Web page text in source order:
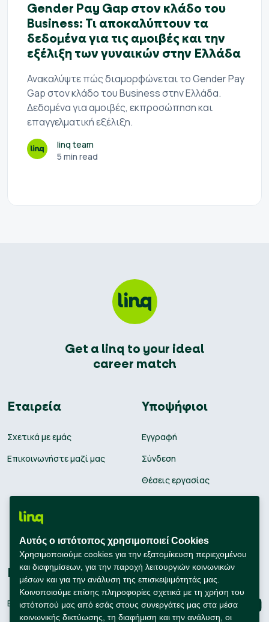
Gender Pay Gap στον κλάδο του
Business: Τι αποκαλύπτουν τα
δεδομένα για τις αμοιβές και την
εξέλιξη των γυναικών στην Ελλάδα
Ανακαλύψτε πώς διαμορφώνεται το Gender Pay
Gap στον κλάδο του Business στην Ελλάδα.
Δεδομένα για αμοιβές, εκπροσώπηση και
επαγγελματική εξέλιξη.
linq team
5 min read
Get a linq to your ideal
career match
Εταιρεία
Σχετικά με εμάς
Επικοινωνήστε μαζί μας
Υποψήφιοι
Εγγραφή
Σύνδεση
Θέσεις εργασίας
Συμβουλές Καριέρας
Εταιρείες
Εγγραφή
Connect with us
Αυτός ο ιστότοπος χρησιμοποιεί Cookies
Χρησιμοποιούμε cookies για την εξατομίκευση περιεχομένου
και διαφημίσεων, για την παροχή λειτουργιών κοινωνικών
μέσων και για την ανάλυση της επισκεψιμότητάς μας.
Κοινοποιούμε επίσης πληροφορίες σχετικά με τη χρήση του
ιστότοπού μας από εσάς στους συνεργάτες μας στα μέσα
κοινωνικής δικτύωσης, τη διαφήμιση και την ανάλυση, οι